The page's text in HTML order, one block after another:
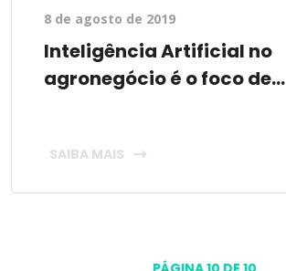
8 de agosto de 2019
Inteligência Artificial no
agronegócio é o foco de...
SAIBA MAIS